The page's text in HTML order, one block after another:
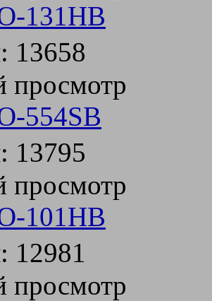
131HB
13658
просмотр
554SB
13795
просмотр
101HB
12981
просмотр